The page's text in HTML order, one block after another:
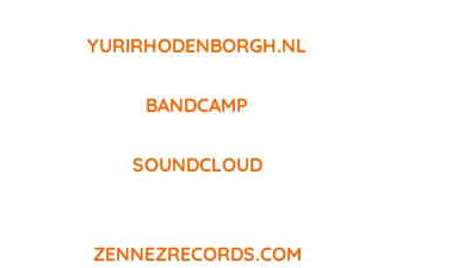
YURIRHODENBORGH.NL
BANDCAMP
SOUNDCLOUD
ZENNEZRECORDS.COM